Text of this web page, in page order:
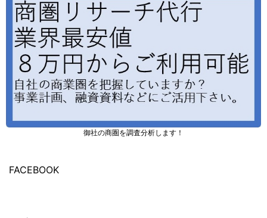
御社の商圏を調査分析します！
FACEBOOK